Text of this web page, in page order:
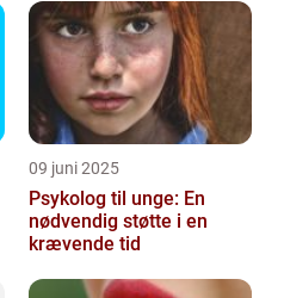
09 juni 2025
Psykolog til unge: En
nødvendig støtte i en
krævende tid